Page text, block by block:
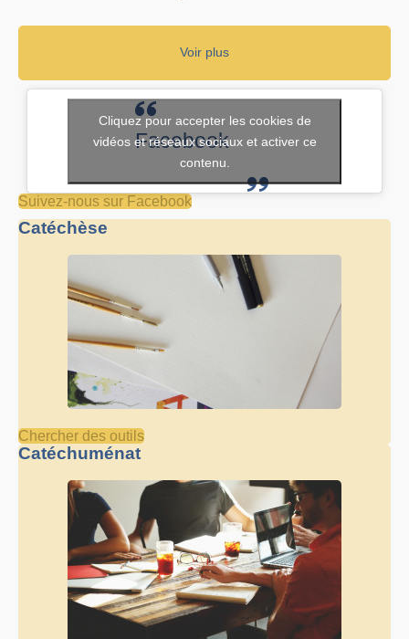
Voir plus
Facebook
Cliquez pour accepter les cookies de
vidéos et réseaux sociaux et activer ce
contenu.
Suivez-nous sur Facebook
Catéchèse
Chercher des outils
Catéchuménat